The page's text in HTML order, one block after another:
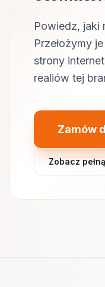
Powiedz, jaki
Przełożymy
strony
realiów tej
Zamów
Zobacz